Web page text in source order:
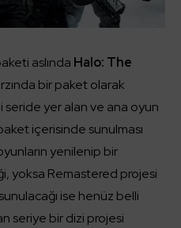
aslında Halo: The
bir paket olarak
seride yer alan ve ana oyun
içerisinde sunulması
yenilenip bir
yoksa Remastered projesi
ise henüz belli
seriye bir dizi projesi